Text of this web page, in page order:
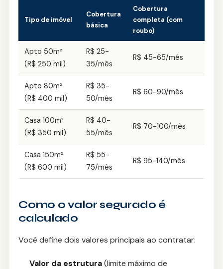
Tipo de imóvel
Cobertura
básica
Cobertura
completa (com
roubo)
Apto 50m²
(R$ 250 mil)
R$ 25-
35/mês
R$ 45-65/mês
Apto 80m²
(R$ 400 mil)
R$ 35-
50/mês
R$ 60-90/mês
Casa 100m²
(R$ 350 mil)
R$ 40-
55/mês
R$ 70-100/mês
Casa 150m²
(R$ 600 mil)
R$ 55-
75/mês
R$ 95-140/mês
Como o valor segurado é
calculado
Você define dois valores principais ao contratar:
Valor da estrutura(limite máximo de